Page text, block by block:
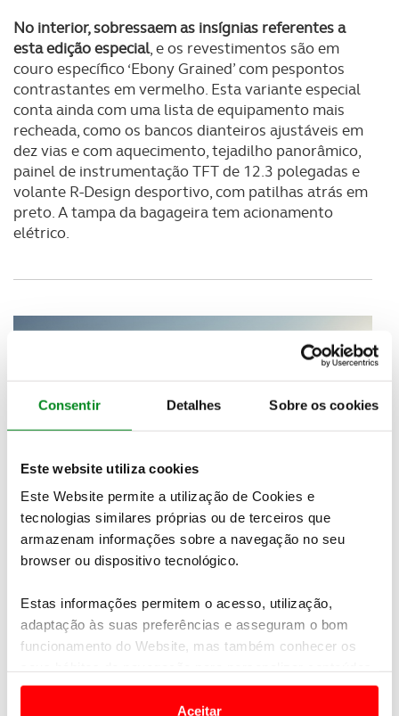
Consentir Detalhes Sobre os cookies
Este website utiliza cookies
Este Website permite a utilização de Cookies e
tecnologias similares próprias ou de terceiros que
armazenam informações sobre a navegação no seu
browser ou dispositivo tecnológico.
Estas informações permitem o acesso, utilização,
adaptação às suas preferências e asseguram o bom
funcionamento do Website, mas também conhecer os
e anúncios de modo a promover produtos e/ou serviços.
Aceitar
No interior, sobressaem as insígnias referentes a
esta edição especial, e os revestimentos são em
couro específico ‘Ebony Grained’ com pespontos
contrastantes em vermelho. Esta variante especial
conta ainda com uma lista de equipamento mais
recheada, como os bancos dianteiros ajustáveis em
dez vias e com aquecimento, tejadilho panorâmico,
painel de instrumentação TFT de 12.3 polegadas e
volante R-Design desportivo, com patilhas atrás em
preto. A tampa da bagageira tem acionamento
elétrico.
Quanto a motorizações, na gamaDieselestão
disponíveis as variantes AWD de caixa automática
de150 cv e de 180 cv e, na gama a
e caixa automática de200 cv e de 249 cv.
O E-Pace Chequered Flag dispõe do sistema de
inteligência artificial Smart Settings que recolhe
dados dos hábitos do condutor em termos de
ajustes de conforto para adaptar o habitáculo, além